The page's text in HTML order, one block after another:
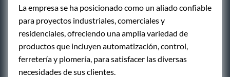
La empresa se ha posicionado como un aliado confiable
para proyectos industriales, comerciales y
residenciales, ofreciendo una amplia variedad de
productos que incluyen automatización, control,
ferretería y plomería, para satisfacer las diversas
necesidades de sus clientes.